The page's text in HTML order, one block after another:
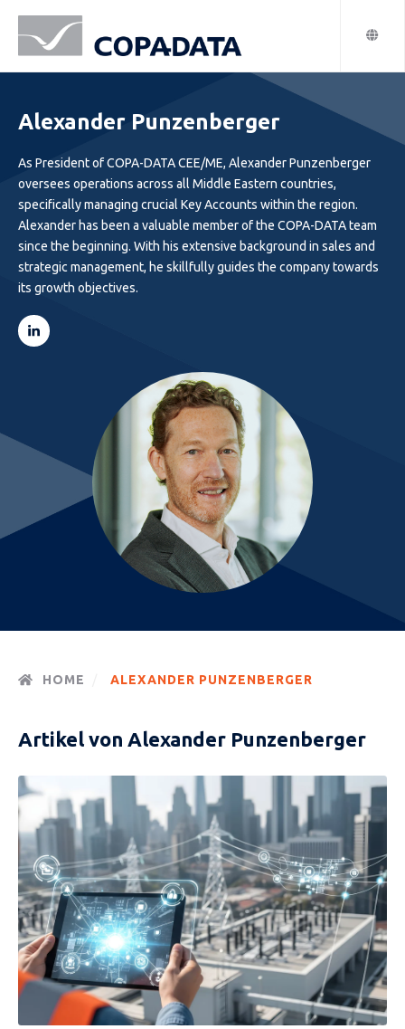
Alexander Punzenberger
As President of COPA-DATA CEE/ME, Alexander Punzenberger
oversees operations across all Middle Eastern countries,
specifically managing crucial Key Accounts within the region.
Alexander has been a valuable member of the COPA-DATA team
since the beginning. With his extensive background in sales and
strategic management, he skillfully guides the company towards
its growth objectives.
HOME ALEXANDER PUNZENBERGER
Artikel von Alexander Punzenberger